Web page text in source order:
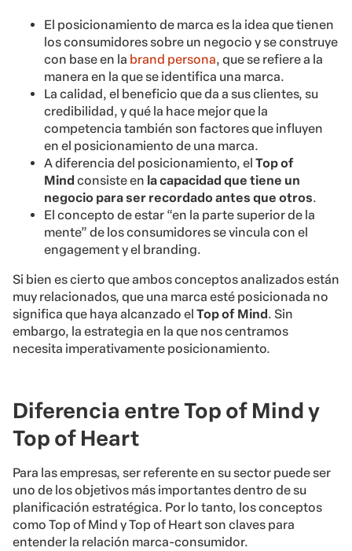
El posicionamiento de marca es la idea que tienen
los consumidores sobre un negocio y se construye
con base en la brand persona, que se refiere a la
manera en la que se identifica una marca.
La calidad, el beneficio que da a sus clientes, su
credibilidad, y qué la hace mejor que la
competencia también son factores que influyen
en el posicionamiento de una marca.
A diferencia del posicionamiento, el Top of
Mind consiste en la capacidad que tiene un
negocio para ser recordado antes que otros.
El concepto de estar “en la parte superior de la
mente” de los consumidores se vincula con el
engagement y el branding.
Si bien es cierto que ambos conceptos analizados están
muy relacionados, que una marca esté posicionada no
significa que haya alcanzado el Top of Mind . Sin
embargo, la estrategia en la que nos centramos
necesita imperativamente posicionamiento.
Diferencia entre Top of Mind y
Top of Heart
Para las empresas, ser referente en su sector puede ser
uno de los objetivos más importantes dentro de su
planificación estratégica. Por lo tanto, los conceptos
como Top of Mind y Top of Heart son claves para
entender la relación marca-consumidor.